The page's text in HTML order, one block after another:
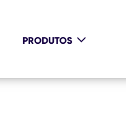
PRODUTOS